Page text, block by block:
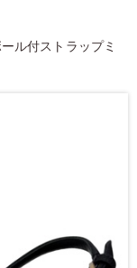
ル付ストラップミ